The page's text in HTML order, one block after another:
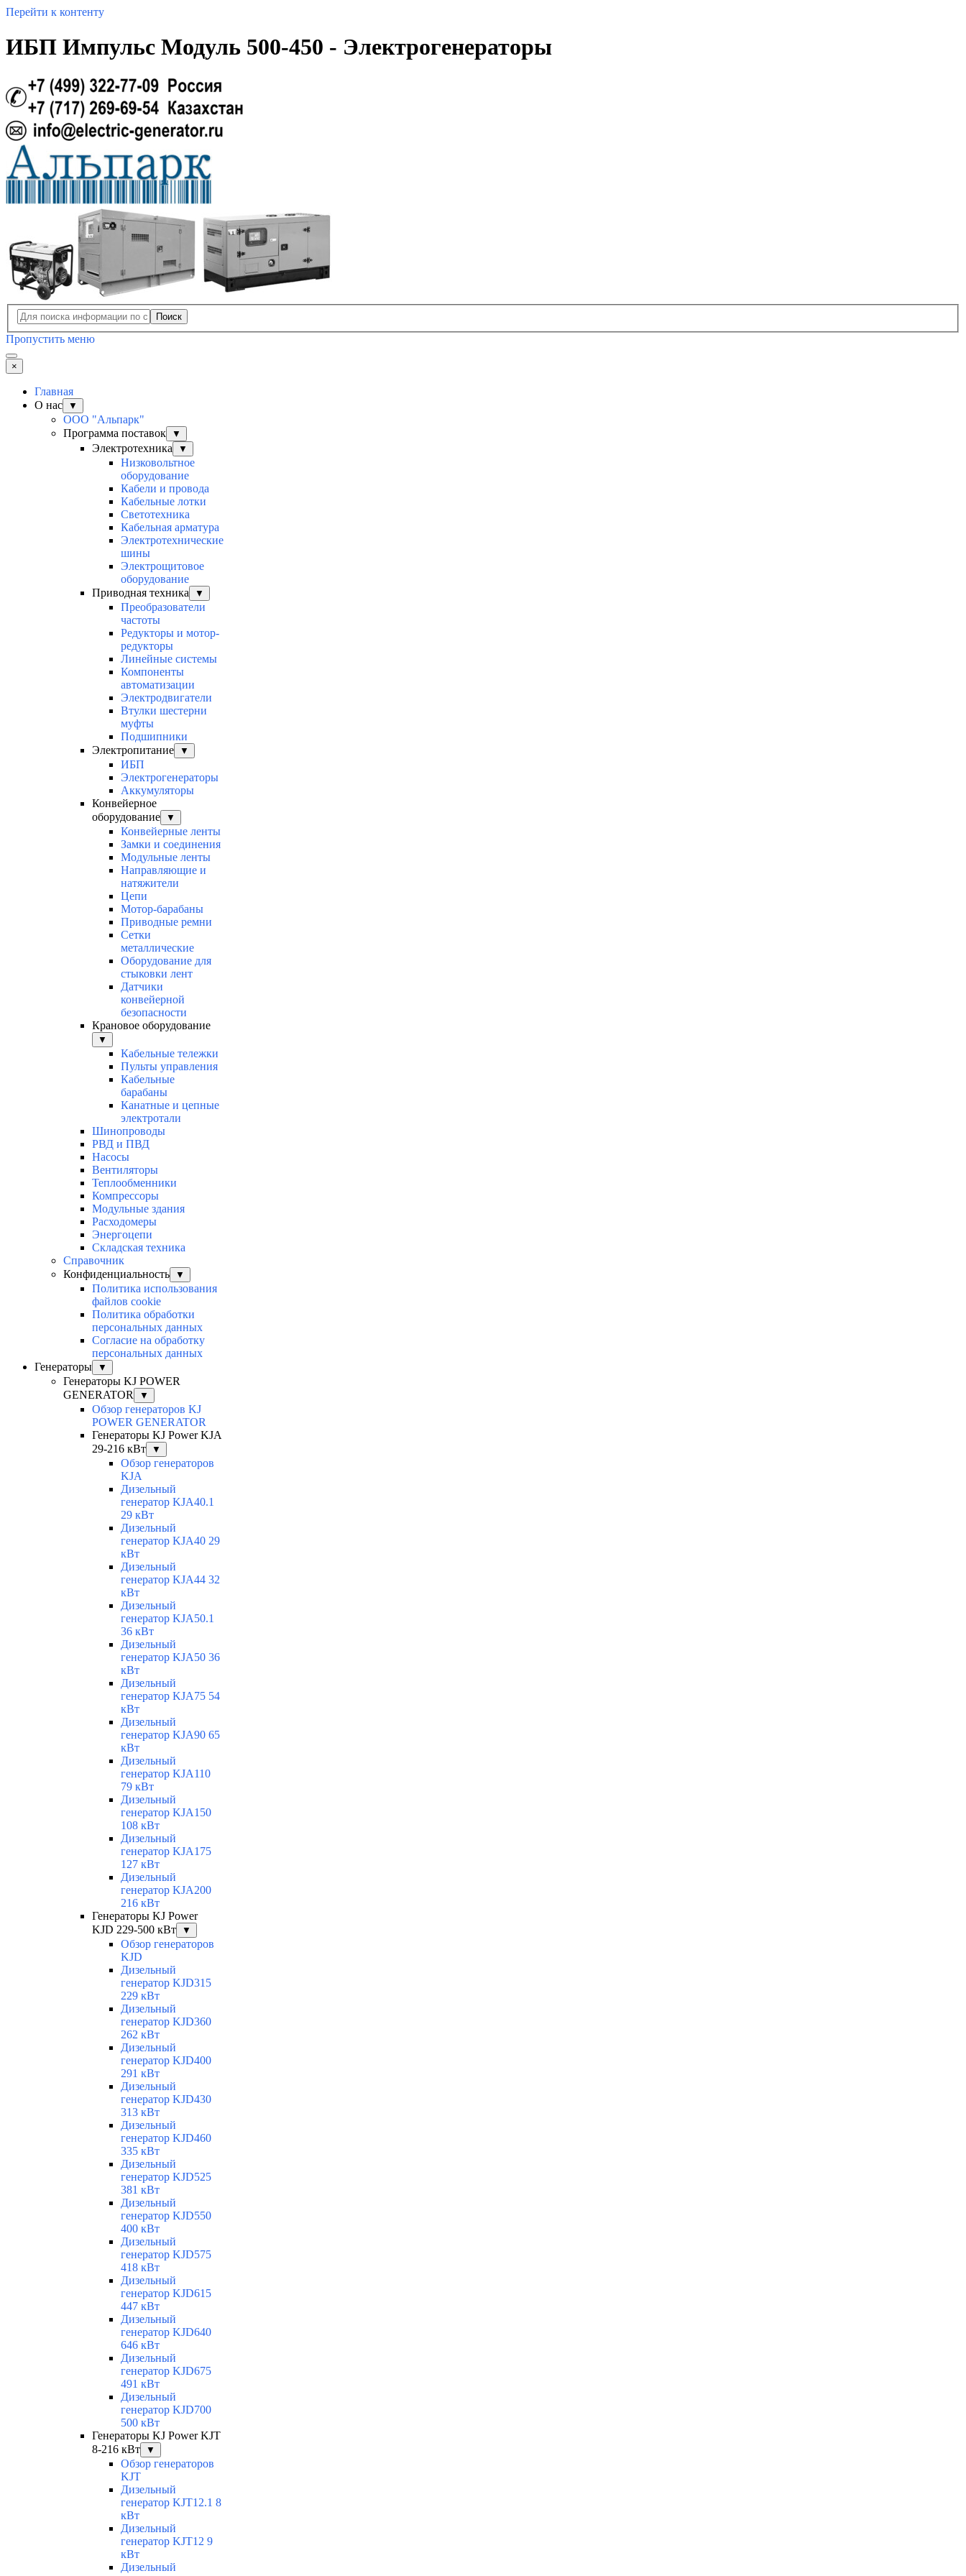
Перейти к контенту
ИБП Импульс Модуль 500-450 - Электрогенераторы
Поиск
Пропустить меню
×
Главная
О нас
▼
ООО "Альпарк"
Программа поставок
▼
Электротехника ▼
Низковольтное
оборудование
Кабели и провода
Кабельные лотки
Светотехника
Кабельная арматура
Электротехнические
шины
Электрощитовое
оборудование
Приводная техника
▼
Преобразователи
частоты
Редукторы и мотор-
редукторы
Линейные системы
Компоненты
автоматизации
Электродвигатели
Втулки шестерни
муфты
Подшипники
Электропитание
▼
ИБП
Электрогенераторы
Аккумуляторы
Конвейерное
оборудование
▼
Конвейерные ленты
Замки и соединения
Модульные ленты
Направляющие и
натяжители
Цепи
Мотор-барабаны
Приводные ремни
Сетки
металлические
Оборудование для
стыковки лент
Датчики
конвейерной
безопасности
Крановое оборудование
▼
Кабельные тележки
Пульты управления
Кабельные
барабаны
Канатные и цепные
электротали
Шинопроводы
РВД и ПВД
Насосы
Вентиляторы
Теплообменники
Компрессоры
Модульные здания
Расходомеры
Энергоцепи
Складская техника
Справочник
Конфиденциальность
▼
Политика использования
файлов cookie
Политика обработки
персональных данных
Согласие на обработку
персональных данных
Генераторы
▼
Генераторы KJ POWER
GENERATOR
▼
Обзор генераторов KJ
POWER GENERATOR
Генераторы KJ Power KJA
29-216 кВт
▼
Обзор генераторов
KJA
Дизельный
генератор KJA40.1
29 кВт
Дизельный
генератор KJA40 29
кВт
Дизельный
генератор KJA44 32
кВт
Дизельный
генератор KJA50.1
36 кВт
Дизельный
генератор KJA50 36
кВт
Дизельный
генератор KJA75 54
кВт
Дизельный
генератор KJA90 65
кВт
Дизельный
генератор KJA110
79 кВт
Дизельный
генератор KJA150
108 кВт
Дизельный
генератор KJA175
127 кВт
Дизельный
генератор KJA200
216 кВт
Генераторы KJ Power
KJD 229-500 кВт
▼
Обзор генераторов
KJD
Дизельный
генератор KJD315
229 кВт
Дизельный
генератор KJD360
262 кВт
Дизельный
генератор KJD400
291 кВт
Дизельный
генератор KJD430
313 кВт
Дизельный
генератор KJD460
335 кВт
Дизельный
генератор KJD525
381 кВт
Дизельный
генератор KJD550
400 кВт
Дизельный
генератор KJD575
418 кВт
Дизельный
генератор KJD615
447 кВт
Дизельный
генератор KJD640
646 кВт
Дизельный
генератор KJD675
491 кВт
Дизельный
генератор KJD700
500 кВт
Генераторы KJ Power KJT
8-216 кВт
▼
Обзор генераторов
KJT
Дизельный
генератор KJT12.1 8
кВт
Дизельный
генератор KJT12 9
кВт
Дизельный